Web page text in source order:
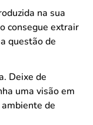
na sua
consegue extrair
questão de
Deixe de
uma visão em
de